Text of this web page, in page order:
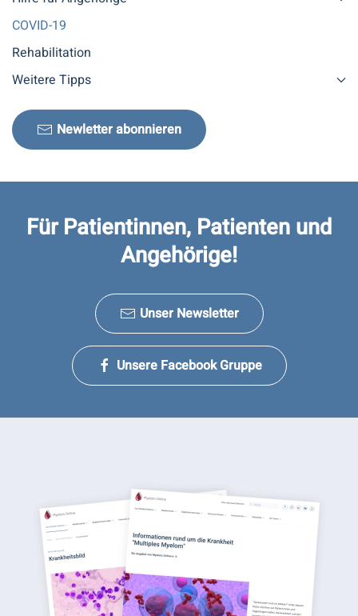
COVID-19
Rehabilitation
Weitere Tipps
Newletter abonnieren
Für Patientinnen, Patienten und
Angehörige!
Unser Newsletter
Unsere Facebook Gruppe